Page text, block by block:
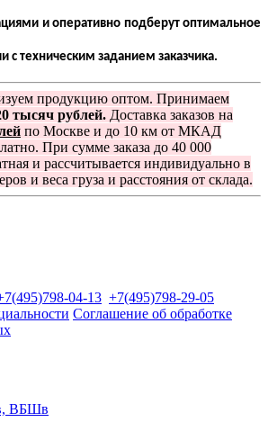
и оперативно подберут оптимальное
с техническим заданием заказчика.
продукцию оптом. Принимаем
тысяч рублей. Доставка заказов на
по Москве и до 10 км от МКАД
При сумме заказа до 40 000
и рассчитывается индивидуально в
и веса груза и расстояния от склада.
04-13 +7(495)798-29-05
Соглашение об обработке
ВБШв